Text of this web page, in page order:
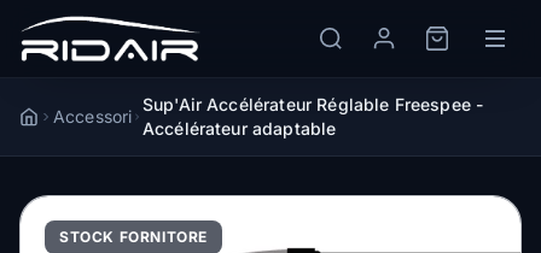
AccueilAccessori
Sup'Air Accélérateur Réglable Freespee -
Accélérateur adaptable
STOCK FORNITORE